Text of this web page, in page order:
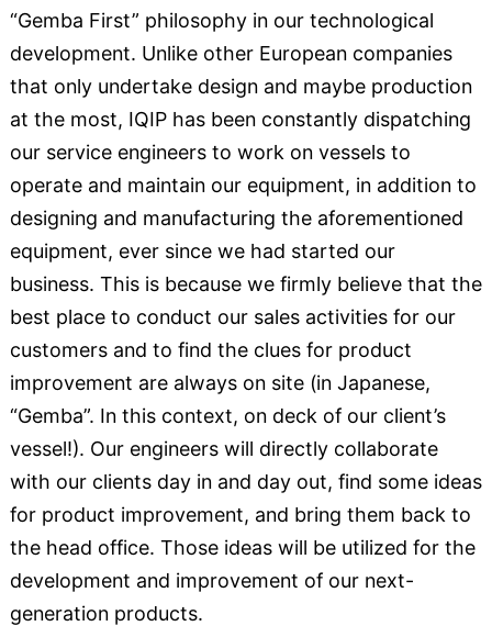
“Gemba First” philosophy in our technological
development. Unlike other European companies
that only undertake design and maybe production
at the most, IQIP has been constantly dispatching
our service engineers to work on vessels to
operate and maintain our equipment, in addition to
designing and manufacturing the aforementioned
equipment, ever since we had started our
business. This is because we firmly believe that the
best place to conduct our sales activities for our
customers and to find the clues for product
improvement are always on site (in Japanese,
“Gemba”. In this context, on deck of our client’s
vessel!). Our engineers will directly collaborate
with our clients day in and day out, find some ideas
for product improvement, and bring them back to
the head office. Those ideas will be utilized for the
development and improvement of our next-
generation products.